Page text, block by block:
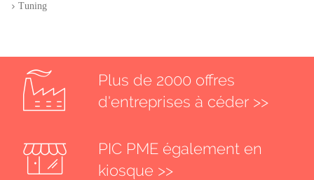
Tuning
Plus de 2000 offres
d'entreprises à céder >>
PIC PME également en
kiosque >>